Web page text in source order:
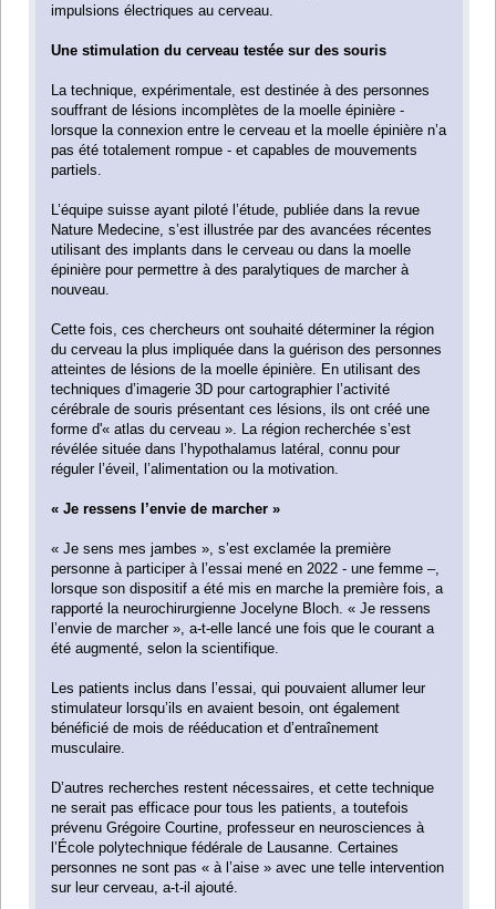
impulsions électriques au cerveau.
Une stimulation du cerveau testée sur des souris
La technique, expérimentale, est destinée à des personnes
souffrant de lésions incomplètes de la moelle épinière -
lorsque la connexion entre le cerveau et la moelle épinière n’a
pas été totalement rompue - et capables de mouvements
partiels.
L’équipe suisse ayant piloté l’étude, publiée dans la revue
Nature Medecine, s’est illustrée par des avancées récentes
utilisant des implants dans le cerveau ou dans la moelle
épinière pour permettre à des paralytiques de marcher à
nouveau.
Cette fois, ces chercheurs ont souhaité déterminer la région
du cerveau la plus impliquée dans la guérison des personnes
atteintes de lésions de la moelle épinière. En utilisant des
techniques d’imagerie 3D pour cartographier l’activité
cérébrale de souris présentant ces lésions, ils ont créé une
forme d'« atlas du cerveau ». La région recherchée s’est
révélée située dans l’hypothalamus latéral, connu pour
réguler l’éveil, l’alimentation ou la motivation.
« Je ressens l’envie de marcher »
« Je sens mes jambes », s’est exclamée la première
personne à participer à l’essai mené en 2022 - une femme –,
lorsque son dispositif a été mis en marche la première fois, a
rapporté la neurochirurgienne Jocelyne Bloch. « Je ressens
l’envie de marcher », a-t-elle lancé une fois que le courant a
été augmenté, selon la scientifique.
Les patients inclus dans l’essai, qui pouvaient allumer leur
stimulateur lorsqu’ils en avaient besoin, ont également
bénéficié de mois de rééducation et d’entraînement
musculaire.
D’autres recherches restent nécessaires, et cette technique
ne serait pas efficace pour tous les patients, a toutefois
prévenu Grégoire Courtine, professeur en neurosciences à
l’École polytechnique fédérale de Lausanne. Certaines
personnes ne sont pas « à l’aise » avec une telle intervention
sur leur cerveau, a-t-il ajouté.